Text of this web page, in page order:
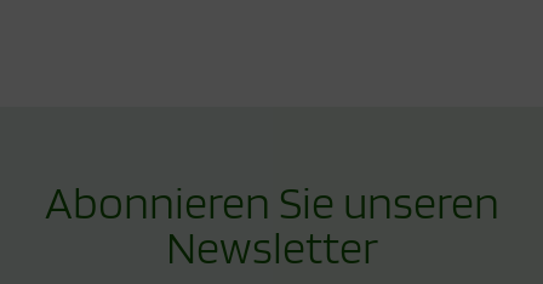
Abonnieren Sie unseren
Newsletter